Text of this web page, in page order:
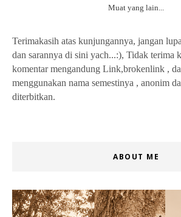
Muat yang lain...
Terimakasih atas kunjungannya, jangan
dan sarannya di sini yach...:), Tidak terima
komentar mengandung Link,brokenlink ,
menggunakan nama semestinya , anonim
diterbitkan.
ABOUT ME